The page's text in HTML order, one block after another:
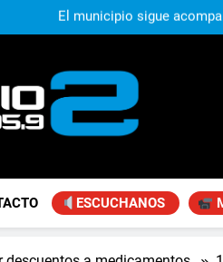
Alejandro Lafourcade presentó
que, si
Achával, primero en imagen
Alejandro Lafourcade presentó
Achával, primero en imagen
2
ESCUCHANOS